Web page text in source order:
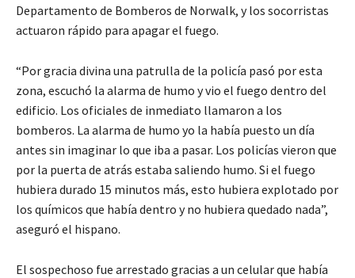
Departamento de Bomberos de Norwalk, y los socorristas
actuaron rápido para apagar el fuego.
“Por gracia divina una patrulla de la policía pasó por esta
zona, escuchó la alarma de humo y vio el fuego dentro del
edificio. Los oficiales de inmediato llamaron a los
bomberos. La alarma de humo yo la había puesto un día
antes sin imaginar lo que iba a pasar. Los policías vieron que
por la puerta de atrás estaba saliendo humo. Si el fuego
hubiera durado 15 minutos más, esto hubiera explotado por
los químicos que había dentro y no hubiera quedado nada”,
aseguró el hispano.
El sospechoso fue arrestado gracias a un celular que había